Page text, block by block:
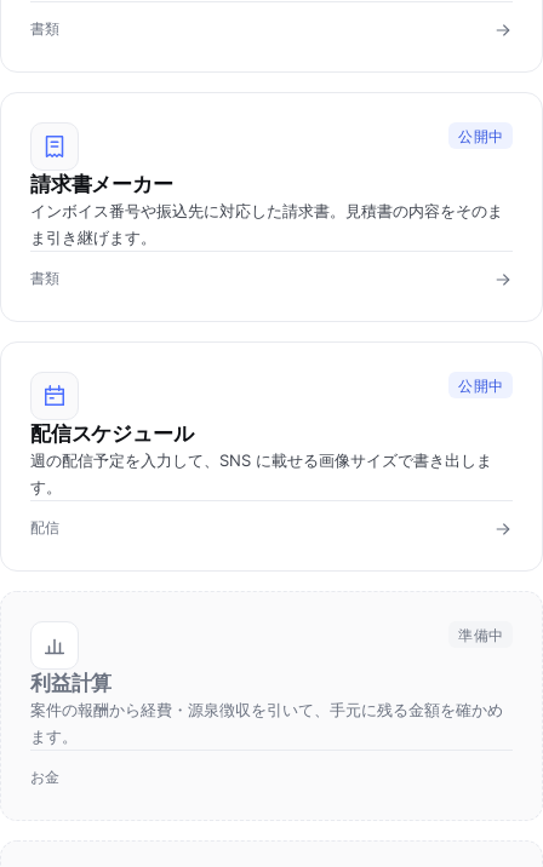
書類
公開中
請求書メーカー
インボイス番号や振込先に対応した請求書。見積書の内容をそのま
ま引き継げます。
書類
公開中
配信スケジュール
週の配信予定を入力して、SNS に載せる画像サイズで書き出しま
す。
配信
準備中
利益計算
案件の報酬から経費・源泉徴収を引いて、手元に残る金額を確かめ
ます。
お金